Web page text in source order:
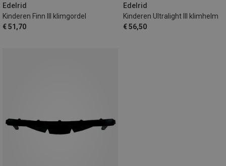
Edelrid
Kinderen Finn III klimgordel
€ 51,70
Edelrid
Kinderen Ultralight III klimhelm
€ 56,50